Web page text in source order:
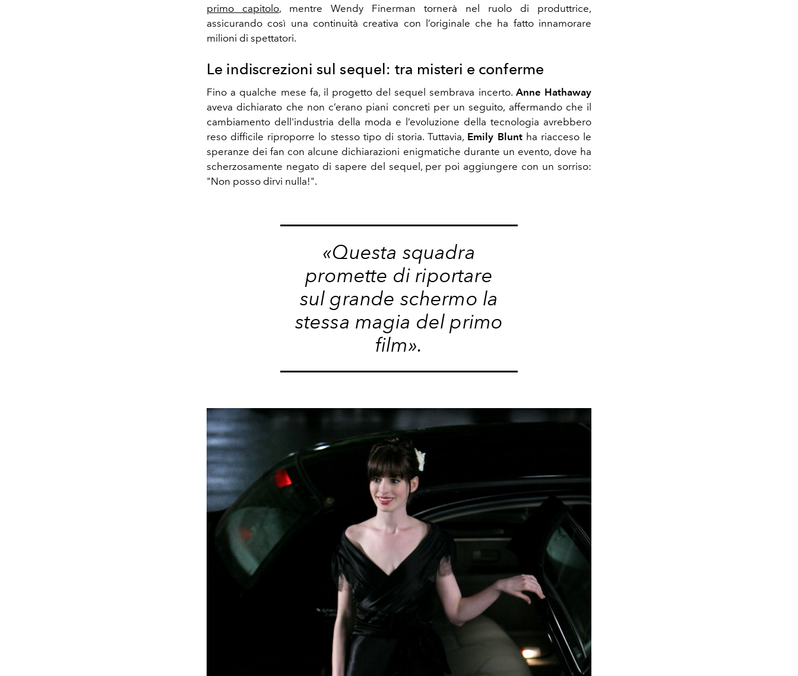
primo capitolo, mentre Wendy Finerman tornerà nel ruolo di produttrice,
assicurando così una continuità creativa con l’originale che ha fatto innamorare
milioni di spettatori.
Le indiscrezioni sul sequel: tra misteri e conferme
Fino a qualche mese fa, il progetto del sequel sembrava incerto. Anne Hathaway
aveva dichiarato che non c’erano piani concreti per un seguito, affermando che il
cambiamento dell'industria della moda e l’evoluzione della tecnologia avrebbero
reso difficile riproporre lo stesso tipo di storia. Tuttavia, Emily Blunt ha riacceso le
speranze dei fan con alcune dichiarazioni enigmatiche durante un evento, dove ha
scherzosamente negato di sapere del sequel, per poi aggiungere con un sorriso:
"Non posso dirvi nulla!".
«Questa squadra
promette di riportare
sul grande schermo la
stessa magia del primo
film».